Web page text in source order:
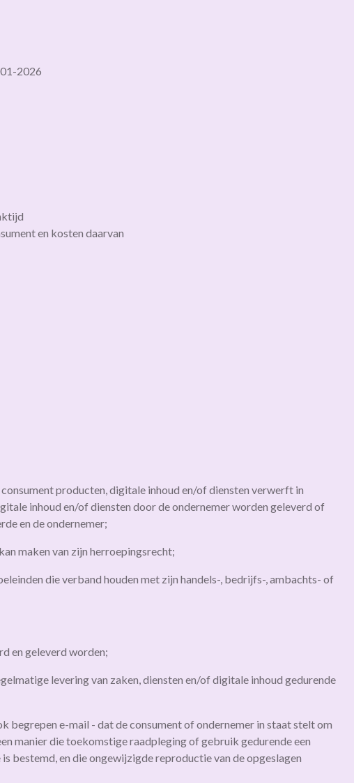
2026
en kosten daarvan
producten, digitale inhoud en/of diensten verwerft in
inhoud en/of diensten door de ondernemer worden geleverd of
en de ondernemer;
maken van zijn herroepingsrecht;
die verband houden met zijn handels-, bedrijfs-, ambachts- of
en geleverd worden;
levering van zaken, diensten en/of digitale inhoud gedurende
begrepen e-mail - dat de consument of ondernemer in staat stelt om
manier die toekomstige raadpleging of gebruik gedurende een
bestemd, en die ongewijzigde reproductie van de opgeslagen